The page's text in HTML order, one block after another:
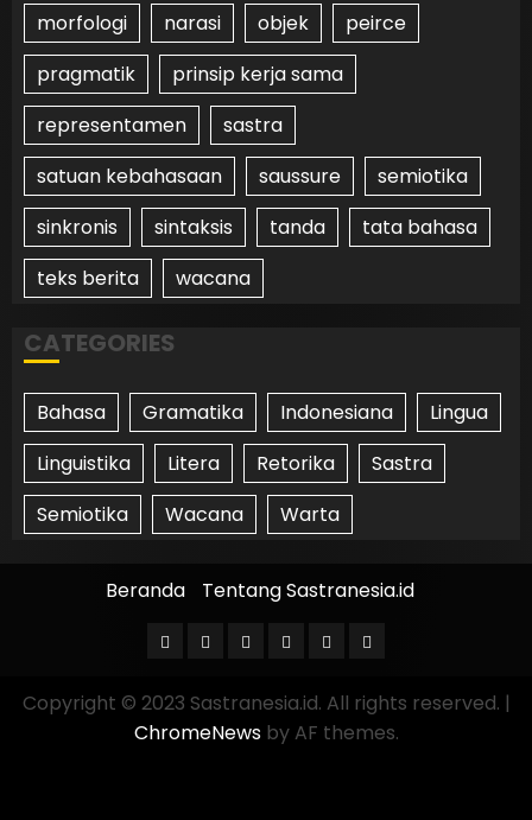
morfologi
narasi objek
peirce
pragmatik
prinsip kerja sama
representamen
sastra
satuan kebahasaan
saussure
semiotika
sinkronis
sintaksis tanda
tata bahasa
teks berita
wacana
CATEGORIES
Bahasa Gramatika Indonesiana
Lingua
Linguistika
Litera Retorika
Sastra
Semiotika
Wacana Warta
Beranda Tentang Sastranesia.id
Copyright © 2023 Sastranesia.id. All rights reserved. |
ChromeNewsby AF themes.